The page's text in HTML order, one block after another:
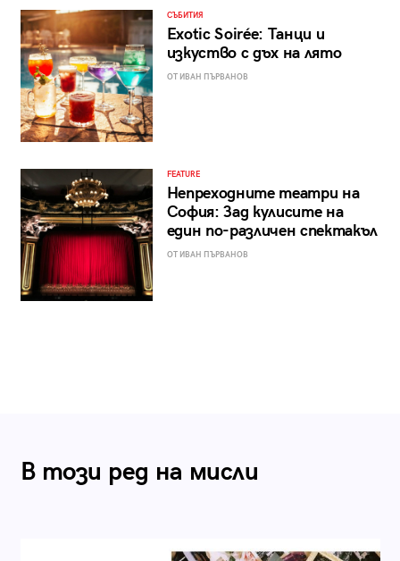
СЪБИТИЯ
Exotic Soirée: Танци и
изкуство с дъх на лято
ОТ ИВАН ПЪРВАНОВ
FEATURE
Непреходните театри на
София: Зад кулисите на
един по-различен спектакъл
ОТ ИВАН ПЪРВАНОВ
В този ред на мисли